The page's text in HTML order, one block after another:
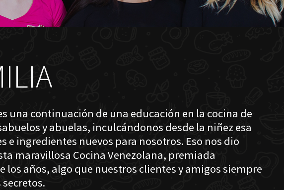
una continuación de una educación en la cocina de
y abuelas, inculcándonos desde la niñez esa
ingredientes nuevos para nosotros. Eso nos dio
maravillosa Cocina Venezolana, premiada
años, algo que nuestros clientes y amigos siempre